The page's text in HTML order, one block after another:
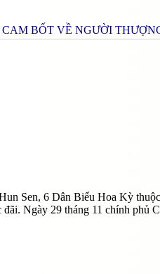
BỐT VỀ NGƯỜI
Sen, 6 Dân Biểu Hoa Kỳ
Ngày 29 tháng 11 chính